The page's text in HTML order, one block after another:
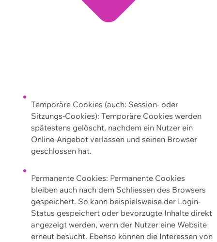
Temporäre Cookies (auch: Session- oder
Sitzungs-Cookies): Temporäre Cookies werden
spätestens gelöscht, nachdem ein Nutzer ein
Online-Angebot verlassen und seinen Browser
geschlossen hat.
Permanente Cookies: Permanente Cookies
bleiben auch nach dem Schliessen des Browsers
gespeichert. So kann beispielsweise der Login-
Status gespeichert oder bevorzugte Inhalte direkt
angezeigt werden, wenn der Nutzer eine Website
erneut besucht. Ebenso können die Interessen von